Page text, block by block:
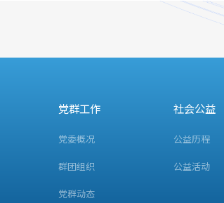
党群工作
党委概况
群团组织
党群动态
社会公益
公益历程
公益活动